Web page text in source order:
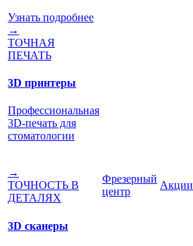
Узнать подробнее
→
ТОЧНАЯ
ПЕЧАТЬ
3D принтеры
Профессиональная
3D-печать для
стоматологии
→
ТОЧНОСТЬ В
ДЕТАЛЯХ
3D сканеры
Фрезерный
центр
Акции